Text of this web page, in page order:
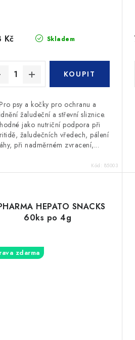
Skladem
Kč
psy a kočky pro ochranu a
žaludeční a střevní sliznice.
jako nutriční podpora při
žaludečních vředech, pálení
při nadměrném zvracení,...
Kód: 85003
HEPATO SNACKS
60ks po 4g
zdarma